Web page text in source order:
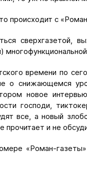
происходит с
сверхгазетой,
времени по
о снижающемся
новое
господи,
все, а новый
прочитает и не
«Роман-